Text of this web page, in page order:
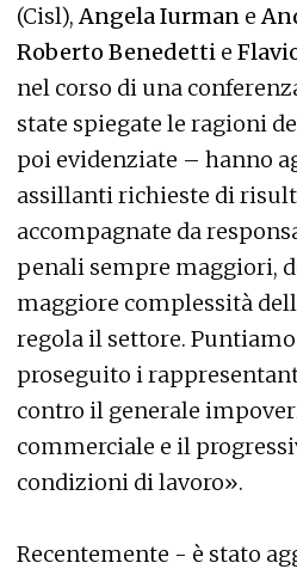
(Cisl),Angela Iurman e
Roberto Benedetti e
nel corso di una
state spiegate le ragioni
poi evidenziate – hanno
assillanti richieste di
accompagnate da
penali sempre maggiori,
maggiore complessità
regola il settore.
proseguito i
contro il generale
commerciale e il
condizioni di lavoro».
Recentemente - è stato